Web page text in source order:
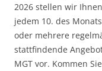
2026 stellen wir
jedem 10. des
oder mehrere
stattfindende
MGT vor. Kommen